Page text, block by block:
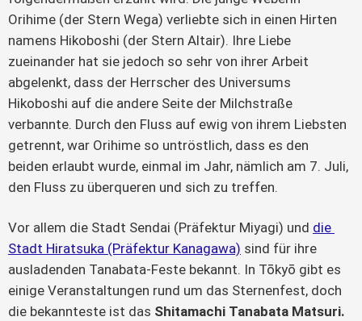
Orihime (der Stern Wega) verliebte sich in einen Hirten
namens Hikoboshi (der Stern Altair). Ihre Liebe
zueinander hat sie jedoch so sehr von ihrer Arbeit
abgelenkt, dass der Herrscher des Universums
Hikoboshi auf die andere Seite der Milchstraße
verbannte. Durch den Fluss auf ewig von ihrem Liebsten
getrennt, war Orihime so untröstlich, dass es den
beiden erlaubt wurde, einmal im Jahr, nämlich am 7. Juli,
den Fluss zu überqueren und sich zu treffen.
Vor allem die Stadt Sendai (Präfektur Miyagi) und die
Stadt Hiratsuka (Präfektur Kanagawa) sind für ihre
ausladenden Tanabata-Feste bekannt. In Tōkyō gibt es
einige Veranstaltungen rund um das Sternenfest, doch
die bekannteste ist das Shitamachi Tanabata Matsuri.